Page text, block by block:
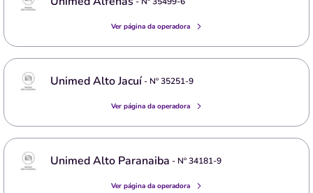
Ver página da operadora
Unimed Alto Jacuí- Nº35251-9
Ver página da operadora
Unimed Alto Paranaiba - Nº34181-9
Ver página da operadora